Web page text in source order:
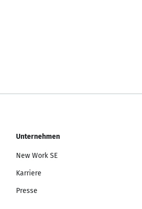
Unternehmen
New Work SE
Karriere
Presse